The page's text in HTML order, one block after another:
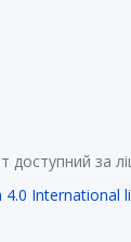
доступний за
International